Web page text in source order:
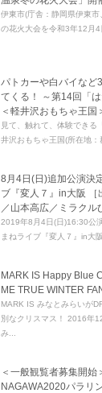
伊東市(庁舎：静岡県伊東
の花火大会を令和3年12月4
パトカーや白バイなど
てくる！ ～第14回「
＜軽井沢おもちゃ王国
見て、触れて、体験できる
井沢おもちゃ王国(所在地：
8月4日(日)追加公演決
ブ『変人７』in大阪 ［
／山本高広／ミラクル
2019年8月4日(日)16:30公
まねライブ『変人７』in大
MARK IS Happy Blue
ME TRUE WINTER
MARK IS みなとみらいが
別なクリスマス！ 2016年
み...
＜一般観覧者募集開
NAGAWA2020パラリ